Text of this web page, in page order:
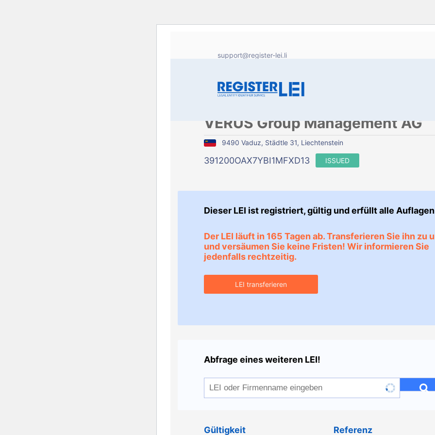
support@register-lei.li
VERUS Group Management AG
9490 Vaduz, Städtle 31, Liechtenstein
391200OAX7YBI1MFXD13 ISSUED
Dieser LEI ist registriert, gültig und erfüllt alle
Der LEI läuft in 165 Tagen ab. Transferieren Sie ihn zu
und versäumen Sie keine Fristen! Wir informieren Sie
jedenfalls rechtzeitig.
LEI transferieren
Abfrage eines weiteren LEI!
Gültigkeit Referenz